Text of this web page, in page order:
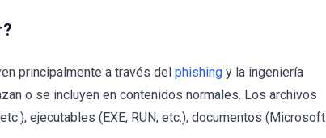
principalmente a través del phishing y la ingeniería
o se incluyen en contenidos normales. Los archivos
ejecutables (EXE, RUN, etc.), documentos (Microsoft